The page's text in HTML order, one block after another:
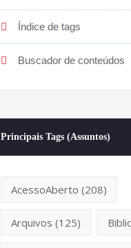
Índice de tags
Buscador de conteúdos
Principais Tags (Assuntos)
AcessoAberto (208)
Arquivos (125)